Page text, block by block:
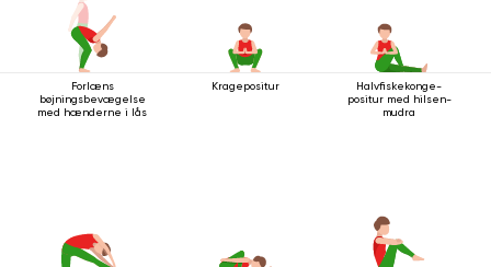
Forlæns
bøjningsbevægelse
med hænderne i lås
Kragepositur
Halvfiskekonge-
positur med hilsen-
mudra